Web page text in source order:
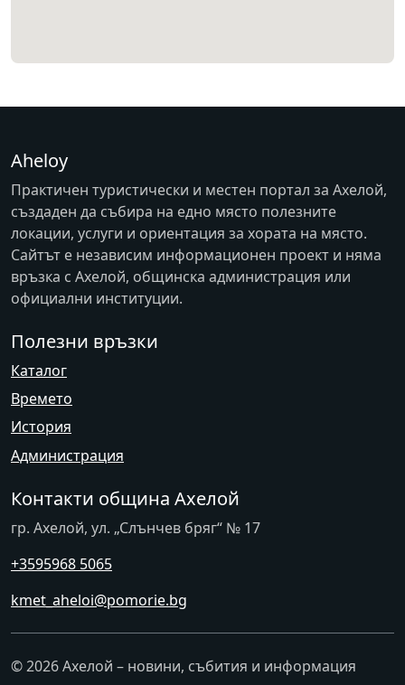
Aheloy
Практичен туристически и местен портал за Ахелой,
създаден да събира на едно място полезните
локации, услуги и ориентация за хората на място.
Сайтът е независим информационен проект и няма
връзка с Ахелой, общинска администрация или
официални институции.
Полезни връзки
Каталог
Времето
История
Администрация
Контакти община Ахелой
гр. Ахелой, ул. „Слънчев бряг“ № 17
+3595968 5065
kmet_aheloi@pomorie.bg
© 2026 Ахелой – новини, събития и информация